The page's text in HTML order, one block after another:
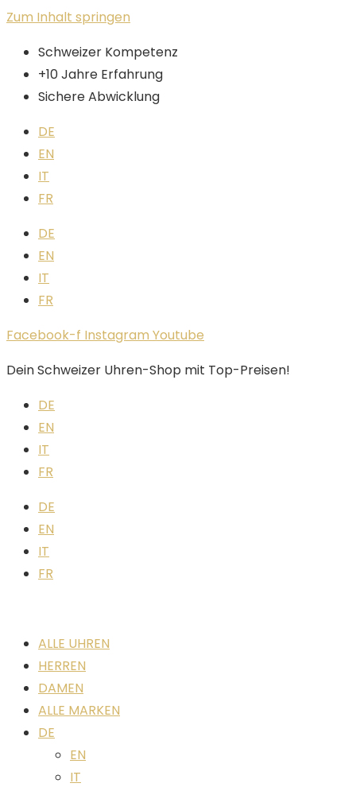
Zum Inhalt springen
Schweizer Kompetenz
+10 Jahre Erfahrung
Sichere Abwicklung
DE
EN
IT
FR
DE
EN
IT
FR
Facebook-f Instagram Youtube
Dein Schweizer Uhren-Shop mit Top-Preisen!
DE
EN
IT
FR
DE
EN
IT
FR
ALLE UHREN
HERREN
DAMEN
ALLE MARKEN
DE
EN
IT